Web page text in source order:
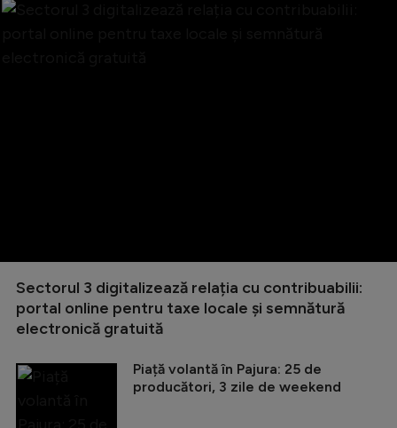
Sectorul 3 digitalizează relația cu contribuabilii:
portal online pentru taxe locale și semnătură
electronică gratuită
Piață volantă în Pajura: 25 de
producători, 3 zile de weekend